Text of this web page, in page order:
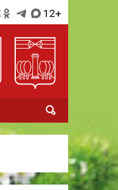
12+